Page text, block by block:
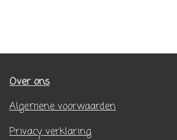
Over ons
Algemene voorwaarden
Privacy verklaring